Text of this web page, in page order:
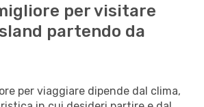
per visitare
partendo da
per viaggiare dipende dal clima,